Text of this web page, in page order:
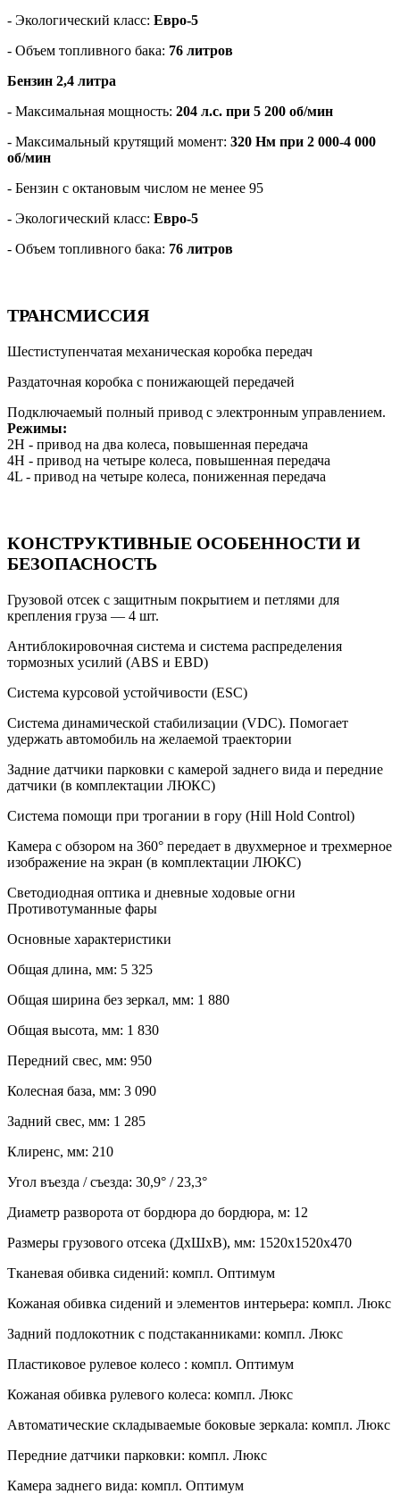
- Экологический класс: Евро-5
- Объем топливного бака: 76 литров
Бензин 2,4 литра
- Максимальная мощность: 204 л.с. при 5 200 об/мин
- Максимальный крутящий момент: 320 Нм при 2 000-4 000
об/мин
- Бензин с октановым числом не менее 95
- Экологический класс: Евро-5
- Объем топливного бака: 76 литров
ТРАНСМИССИЯ
Шестиступенчатая механическая коробка передач
Раздаточная коробка с понижающей передачей
Подключаемый полный привод с электронным управлением.
Режимы:
2H - привод на два колеса, повышенная передача
4Н - привод на четыре колеса, повышенная передача
4L - привод на четыре колеса, пониженная передача
КОНСТРУКТИВНЫЕ ОСОБЕННОСТИ И
БЕЗОПАСНОСТЬ
Грузовой отсек с защитным покрытием и петлями для
крепления груза — 4 шт.
Антиблокировочная система и система распределения
тормозных усилий (ABS и EBD)
Система курсовой устойчивости (ESC)
Система динамической стабилизации (VDC). Помогает
удержать автомобиль на желаемой траектории
Задние датчики парковки с камерой заднего вида и передние
датчики (в комплектации ЛЮКС)
Система помощи при трогании в гору (Hill Hold Control)
Камера с обзором на 360° передает в двухмерное и трехмерное
изображение на экран (в комплектации ЛЮКС)
Светодиодная оптика и дневные ходовые огни
Противотуманные фары
Основные характеристики
Общая длина, мм: 5 325
Общая ширина без зеркал, мм: 1 880
Общая высота, мм: 1 830
Передний свес, мм: 950
Колесная база, мм: 3 090
Задний свес, мм: 1 285
Клиренс, мм: 210
Угол въезда / съезда: 30,9° / 23,3°
Диаметр разворота от бордюра до бордюра, м: 12
Размеры грузового отсека (ДхШхВ), мм: 1520х1520х470
Тканевая обивка сидений: компл. Оптимум
Кожаная обивка сидений и элементов интерьера: компл. Люкс
Задний подлокотник с подстаканниками: компл. Люкс
Пластиковое рулевое колесо : компл. Оптимум
Кожаная обивка рулевого колеса: компл. Люкс
Автоматические складываемые боковые зеркала: компл. Люкс
Передние датчики парковки: компл. Люкс
Камера заднего вида: компл. Оптимум